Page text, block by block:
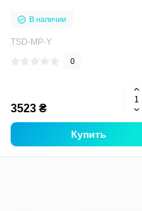
В наличии
TSD-MP-Y
0
3523 ₴
Купить